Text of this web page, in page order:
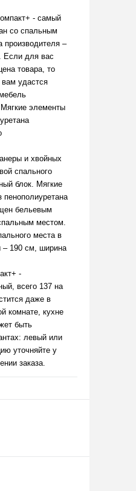
- самый
со спальным
производителя –
Если для вас
товара, то
удастся
Мягкие элементы
и хвойных
спального
блок. Мягкие
бельевым
местом.
места в
– 190 см, ширина
-
всего 137 на
даже в
комнате, кухне
быть
левый или
уточняйте у
заказа.